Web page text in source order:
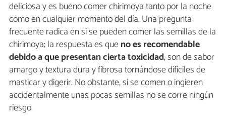
deliciosa y es bueno comer chirimoya tanto por la noche
como en cualquier momento del día. Una pregunta
frecuente radica en si se pueden comer las semillas de la
chirimoya; la respuesta es queno es recomendable
debido a que presentan cierta toxicidad, son de sabor
amargo y textura dura y fibrosa tornándose difíciles de
masticar y digerir. No obstante, si se comen o ingieren
accidentalmente unas pocas semillas no se corre ningún
riesgo.